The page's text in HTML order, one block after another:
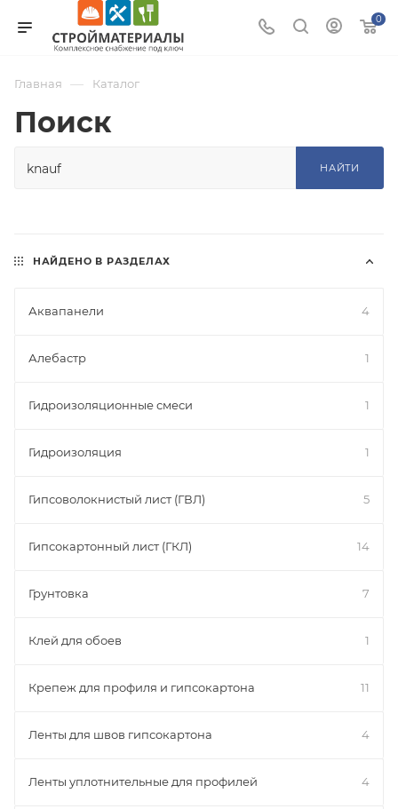
0
Главная — Каталог
Поиск
НАЙТИ
НАЙДЕНО В РАЗДЕЛАХ
Аквапанели 4
Алебастр 1
Гидроизоляционные смеси 1
Гидроизоляция 1
Гипсоволокнистый лист (ГВЛ) 5
Гипсокартонный лист (ГКЛ) 14
Грунтовка 7
Клей для обоев 1
Крепеж для профиля и гипсокартона 11
Ленты для швов гипсокартона 4
Ленты уплотнительные для профилей 4